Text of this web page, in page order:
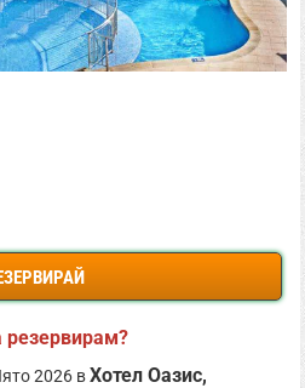
резервирам?
2026 в Хотел Оазис,